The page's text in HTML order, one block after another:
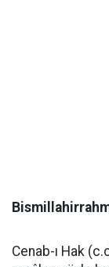
Cenab-ı Hak